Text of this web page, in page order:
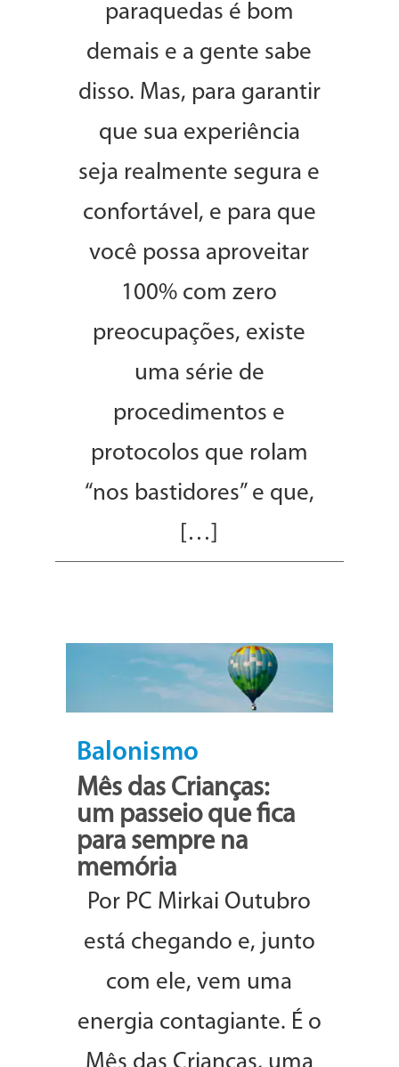
paraquedas é bom
demais e a gente sabe
disso. Mas, para garantir
que sua experiência
seja realmente segura e
confortável, e para que
você possa aproveitar
100% com zero
preocupações, existe
uma série de
procedimentos e
protocolos que rolam
“nos bastidores” e que,
[…]
Balonismo
Mês das Crianças:
um passeio que fica
para sempre na
memória
Por PC Mirkai Outubro
está chegando e, junto
com ele, vem uma
energia contagiante. É o